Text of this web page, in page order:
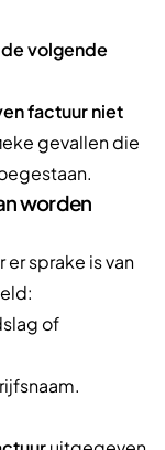
volgende
factuur niet
gevallen die
worden
sprake is van
of